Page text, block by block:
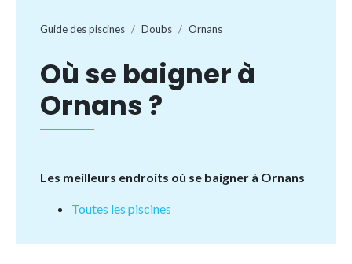
Guide des piscines Doubs Ornans
Où se baigner à
Ornans ?
Les meilleurs endroits où se baigner à Ornans
Toutes les piscines